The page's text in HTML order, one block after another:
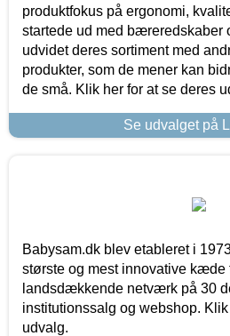
produktfokus på ergonomi,
startede ud med bæreredskaber
udvidet deres sortiment med
produkter, som de mener kan
de små. Klik her for at se deres
Se udvalget på
Babysam.dk blev etableret i
største og mest innovative kæde
landsdækkende netværk på 30
institutionssalg og webshop.
udvalg.